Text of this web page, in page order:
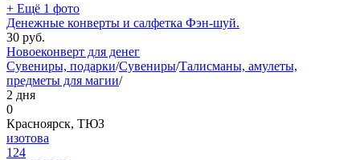
+ Ещё 1 фото
Денежные конверты и салфетка Фэн-шуй.
30 руб.
Новоеконверт для денег
Сувениры, подарки/Сувениры/Талисманы, амулеты,
предметы для магии/
2 дня
0
Красноярск, ТЮЗ
изотова
124